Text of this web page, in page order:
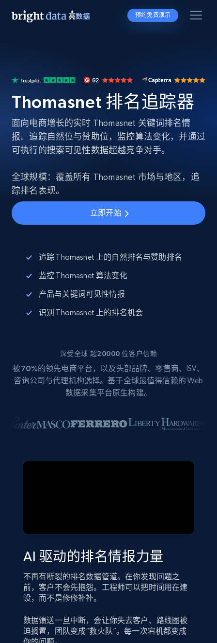
预约免费演示
Thomasnet 排名追踪器
面向电商增长的实时 Thomasnet 关键词排名情
报。追踪自然位与赞助位，监控算法变化，并通过
可执行的搜索可见性数据超越竞争对手。
全球规模：覆盖所有 Thomasnet 市场与地区，追
踪排名表现。
立即开始
追踪 Thomasnet 上的自然排名与赞助排名
监控 Thomasnet 算法变化
产品与关键词可见性情报
识别 Thomasnet 上的排名机会
深受全球 超20000 位客户信赖
被70%的领先电商平台，以及头部品牌、零售商、ISV、
咨询公司与代理机构选择。基于全球最值得信赖的 Web
数据采集平台原生构建。
AI 驱动的排名情报力量
不再有断裂的排名数据管道。在你发现问题之
前，客户不会先抱怨。工程师可以把时间用在建
设，而不是修修补补。
数据馈送一旦中断，会让你失去客户、路线图被
迫搁置，团队变成“救火队”。每一次宕机都变成